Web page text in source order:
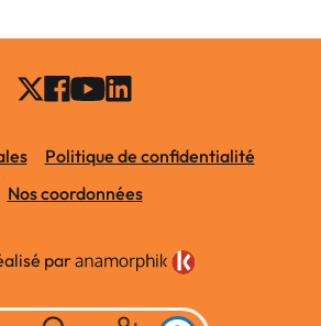
Politique de confidentialité
Nos coordonnées
par